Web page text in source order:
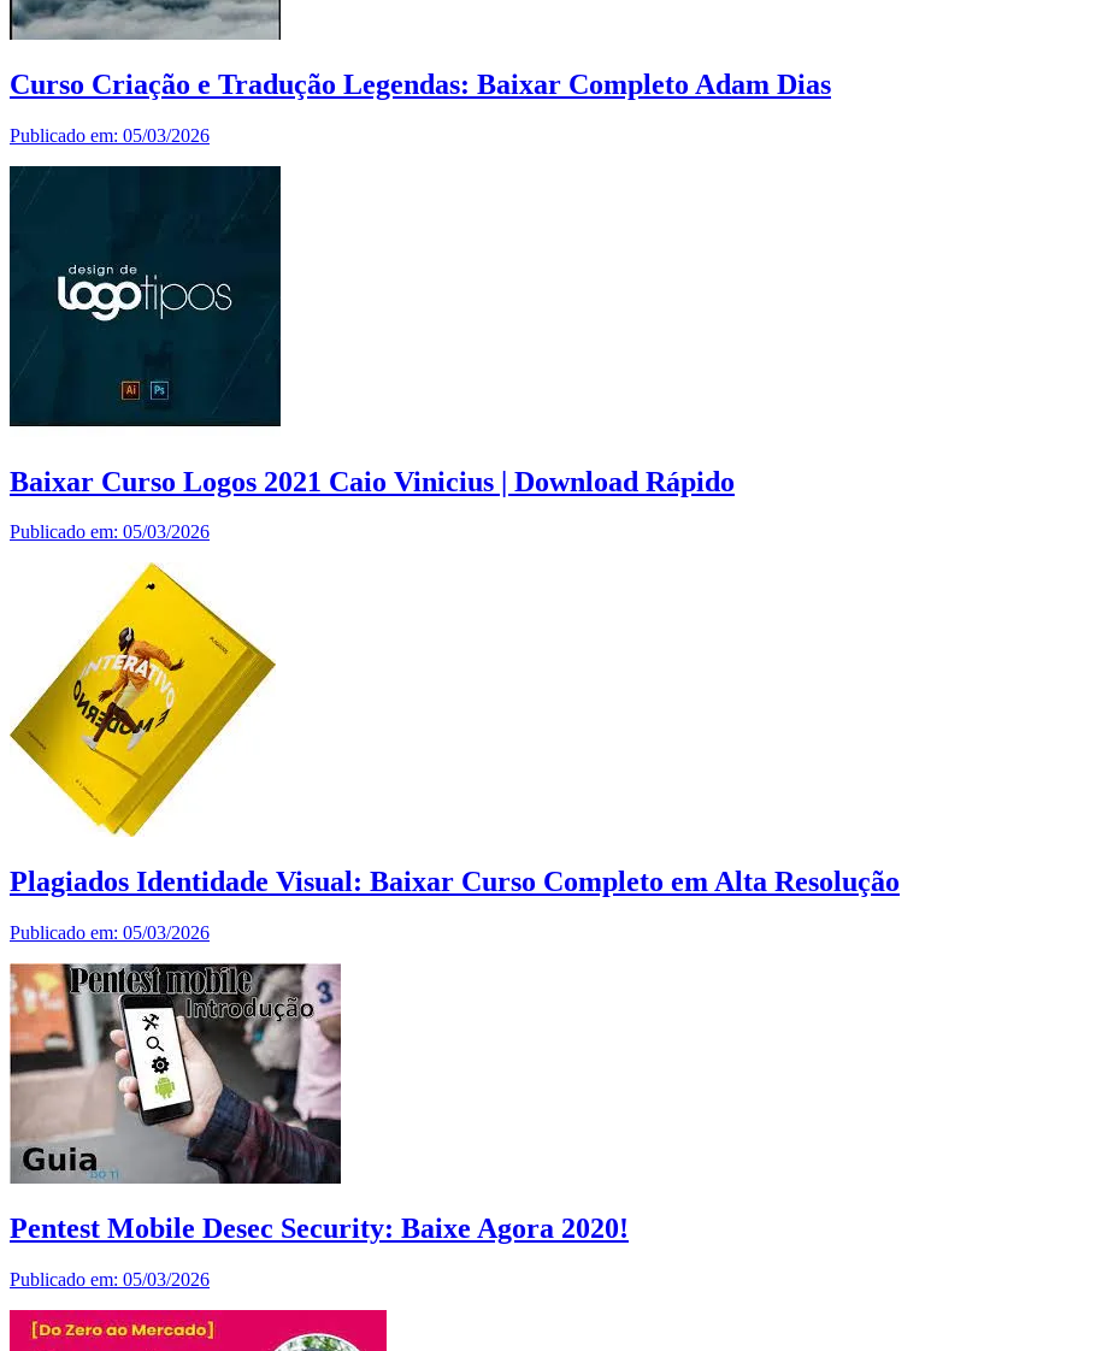
Curso Criação e Tradução Legendas: Baixar Completo Adam Dias
Publicado em: 05/03/2026
Baixar Curso Logos 2021 Caio Vinicius | Download Rápido
Publicado em: 05/03/2026
Plagiados Identidade Visual: Baixar Curso Completo em Alta Resolução
Publicado em: 05/03/2026
Pentest Mobile Desec Security: Baixe Agora 2020!
Publicado em: 05/03/2026